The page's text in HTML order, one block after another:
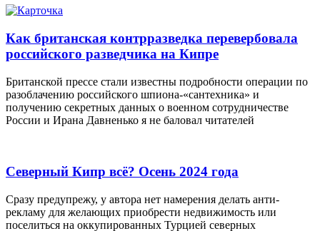
Как британская контрразведка перевербовала
российского разведчика на Кипре
Британской прессе стали известны подробности операции по
разоблачению российского шпиона-«сантехника» и
получению секретных данных о военном сотрудничестве
России и Ирана Давненько я не баловал читателей
Северный Кипр всё? Осень 2024 года
Сразу предупрежу, у автора нет намерения делать анти-
рекламу для желающих приобрести недвижимость или
поселиться на оккупированных Турцией северных